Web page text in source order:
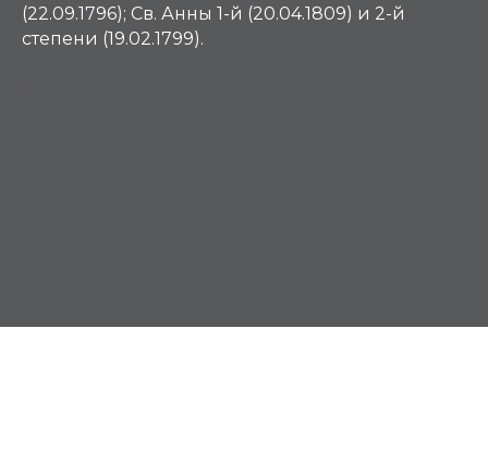
(22.09.1796); Св. Анны 1-й (20.04.1809) и 2-й
степени (19.02.1799).